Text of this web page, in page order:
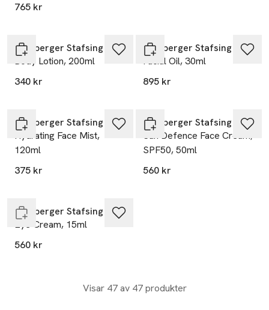
765 kr
Lernberger Stafsing
Body Lotion, 200ml
340 kr
Lernberger Stafsing
Facial Oil, 30ml
895 kr
Lernberger Stafsing
Hydrating Face Mist,
120ml
375 kr
Lernberger Stafsing
Sun Defence Face Cream,
SPF50, 50ml
560 kr
Lernberger Stafsing
Eye Cream, 15ml
560 kr
Visar 47 av 47 produkter